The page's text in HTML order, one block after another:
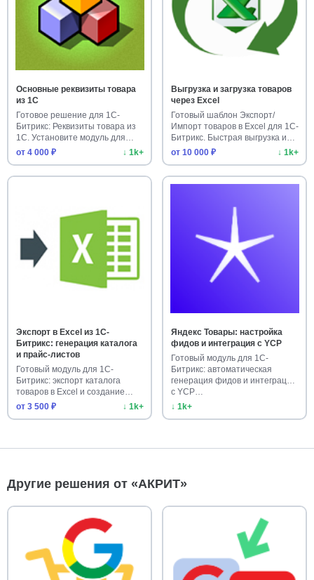
Основные реквизиты товара
из 1С
Готовое решение для 1С-
Битрикс: Реквизиты товара из
1С. Установите модуль для
ав…
от 4 000 ₽ ↓ 1k+
Выгрузка и загрузка товаров
через Excel
Готовый шаблон Экспорт/
Импорт товаров в Excel для 1С-
Битрикс. Быстрая выгрузка и…
от 10 000 ₽
↓ 1k+
Экспорт в Excel из 1С-
Битрикс: генерация каталога
и прайс-листов
Готовый модуль для 1С-
Битрикс: экспорт каталога
товаров в Excel и создание
прайс…
от 3 500 ₽ ↓ 1k+
Яндекс Товары: настройка
фидов и интеграция с YCP
Готовый модуль для 1С-
Битрикс: автоматическая
генерация фидов и интеграция
с YCP…
↓ 1k+
Другие решения от «АКРИТ»